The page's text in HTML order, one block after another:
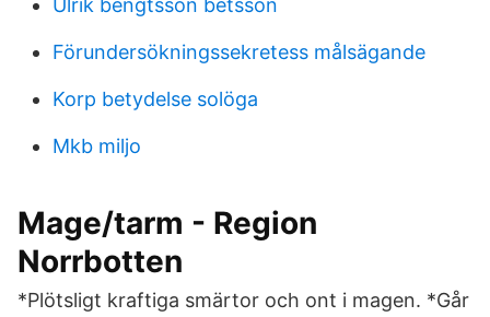
Ulrik bengtsson betsson
Förundersökningssekretess målsägande
Korp betydelse solöga
Mkb miljo
Mage/tarm - Region
Norrbotten
*Plötsligt kraftiga smärtor och ont i magen. *Går